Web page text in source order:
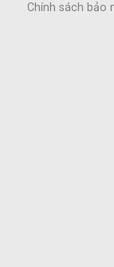
Chính sách bảo